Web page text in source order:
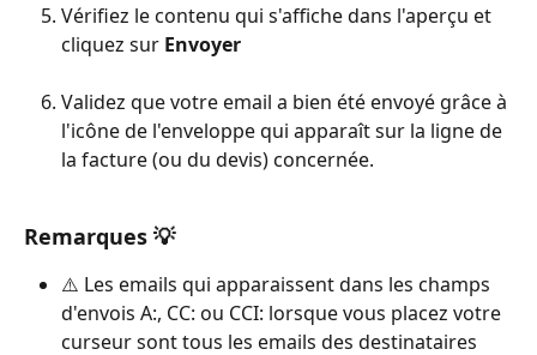
Vérifiez le contenu qui s'affiche dans l'aperçu et
cliquez sur Envoyer
Validez que votre email a bien été envoyé grâce à
l'icône de l'enveloppe qui apparaît sur la ligne de
la facture (ou du devis) concernée.
Remarques 💡
⚠️ Les emails qui apparaissent dans les champs
d'envois A:, CC: ou CCI: lorsque vous placez votre
curseur sont tous les emails des destinataires